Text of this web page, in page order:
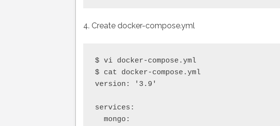
4. Create docker-compose.yml
$ vi docker-compose.yml
$ cat docker-compose.yml
version: '3.9'
services:
  mongo: